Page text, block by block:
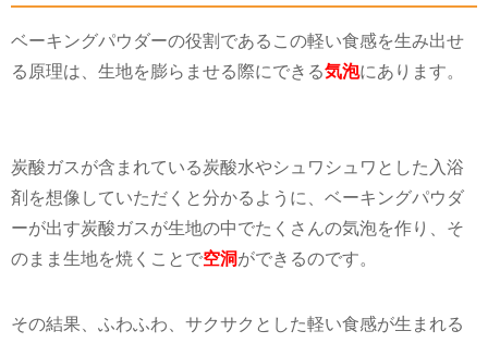
ベーキングパウダーの役割であるこの軽い食感を生み出せ
る原理は、生地を膨らませる際にできる気泡にあります。
炭酸ガスが含まれている炭酸水やシュワシュワとした入浴
剤を想像していただくと分かるように、ベーキングパウダ
ーが出す炭酸ガスが生地の中でたくさんの気泡を作り、そ
のまま生地を焼くことで空洞ができるのです。
その結果、ふわふわ、サクサクとした軽い食感が生まれる